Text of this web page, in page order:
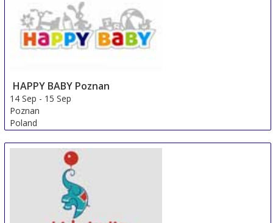
HAPPY BABY Poznan
14 Sep - 15 Sep
Poznan
Poland